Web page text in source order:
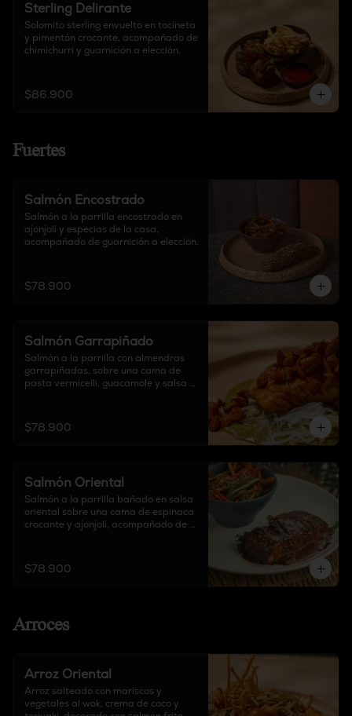
Sterling Delirante
Solomito sterling envuelto en tocineta
y pimentón crocante, acompañado de
chimichurri y guarnición a elección.
$86.900
Fuertes
Salmón Encostrado
Salmón a la parrilla encostrado en
ajonjolí y especias de la casa,
acompañado de guarnición a elección.
$78.900
Salmón Garrapiñado
Salmón a la parrilla con almendras
garrapiñadas, sobre una cama de
pasta vermicelli, guacamole y salsa
$78.900
Salmón Oriental
Salmón a la parrilla bañado en salsa
oriental sobre una cama de espinaca
crocante y ajonjolí, acompañado de
$78.900
Arroces
Arroz Oriental
Arroz salteado con mariscos y
vegetales al wok, crema de coco y